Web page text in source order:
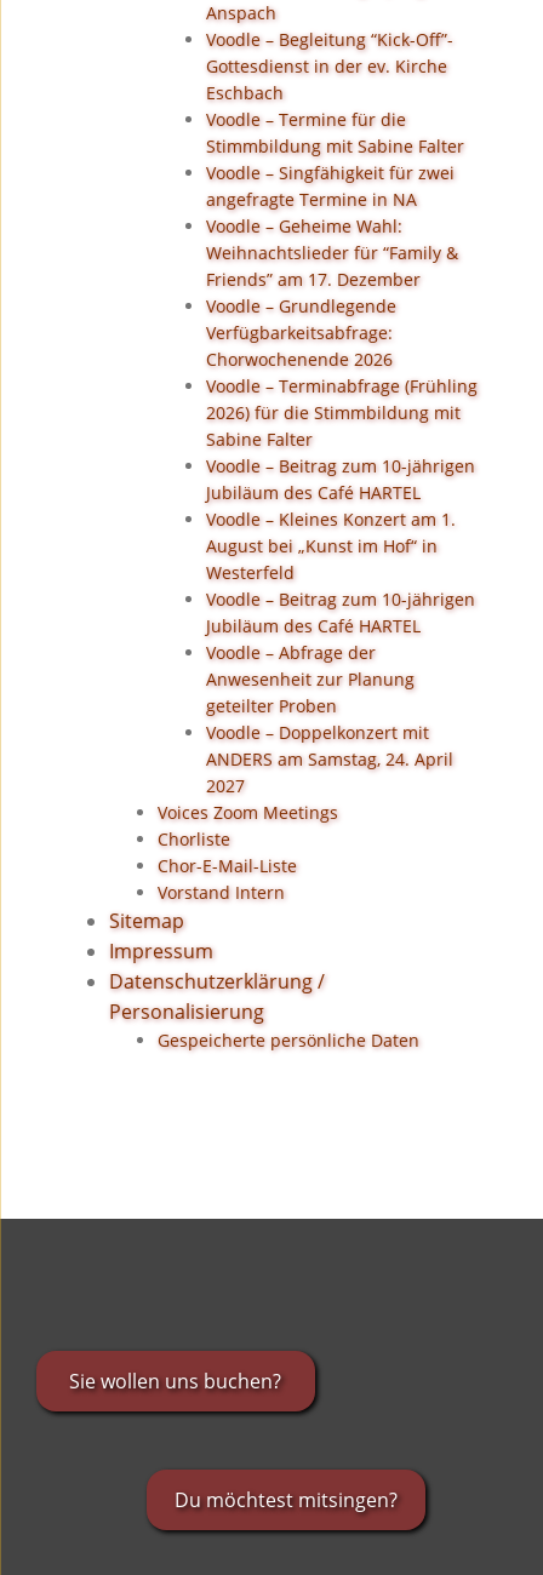
Anspach
Voodle – Begleitung “Kick-Off”-
Gottesdienst in der ev. Kirche
Eschbach
Voodle – Termine für die
Stimmbildung mit Sabine Falter
Voodle – Singfähigkeit für zwei
angefragte Termine in NA
Voodle – Geheime Wahl:
Weihnachtslieder für “Family &
Friends” am 17. Dezember
Voodle – Grundlegende
Verfügbarkeitsabfrage:
Chorwochenende 2026
Voodle – Terminabfrage (Frühling
2026) für die Stimmbildung mit
Sabine Falter
Voodle – Beitrag zum 10-jährigen
Jubiläum des Café HARTEL
Voodle – Kleines Konzert am 1.
August bei „Kunst im Hof“ in
Westerfeld
Voodle – Beitrag zum 10-jährigen
Jubiläum des Café HARTEL
Voodle – Abfrage der
Anwesenheit zur Planung
geteilter Proben
Voodle – Doppelkonzert mit
ANDERS am Samstag, 24. April
2027
Voices Zoom Meetings
Chorliste
Chor-E-Mail-Liste
Vorstand Intern
Sitemap
Impressum
Datenschutzerklärung /
Personalisierung
Gespeicherte persönliche Daten
Sie wollen uns buchen?
Du möchtest mitsingen?